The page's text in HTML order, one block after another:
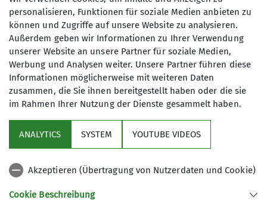
10
wichtige Infos
Partner
personalisieren, Funktionen für soziale Medien anbieten zu
können und Zugriffe auf unsere Website zu analysieren.
Außerdem geben wir Informationen zu Ihrer Verwendung
unserer Website an unsere Partner für soziale Medien,
Werbung und Analysen weiter. Unsere Partner führen diese
Informationen möglicherweise mit weiteren Daten
zusammen, die Sie ihnen bereitgestellt haben oder die sie
im Rahmen Ihrer Nutzung der Dienste gesammelt haben.
ANALYTICS SYSTEM YOUTUBE VIDEOS
Akzeptieren (Übertragung von Nutzerdaten und Cookie)
Cookie Beschreibung